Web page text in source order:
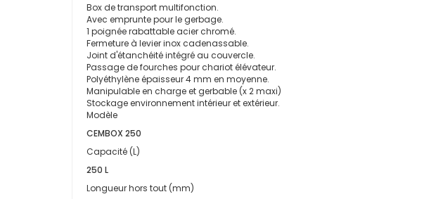
Box de transport multifonction.
Avec emprunte pour le gerbage.
1 poignée rabattable acier chromé.
Fermeture à levier inox cadenassable.
Joint d'étanchéité intégré au couvercle.
Passage de fourches pour chariot élévateur.
Polyéthylène épaisseur 4 mm en moyenne.
Manipulable en charge et gerbable (x 2 maxi)
Stockage environnement intérieur et extérieur.
Modèle
CEMBOX 250
Capacité (L)
250 L
Longueur hors tout (mm)